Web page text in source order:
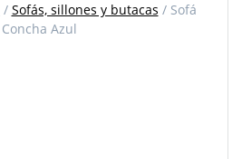
/ Sofás, sillones y butacas / Sofá
Concha Azul